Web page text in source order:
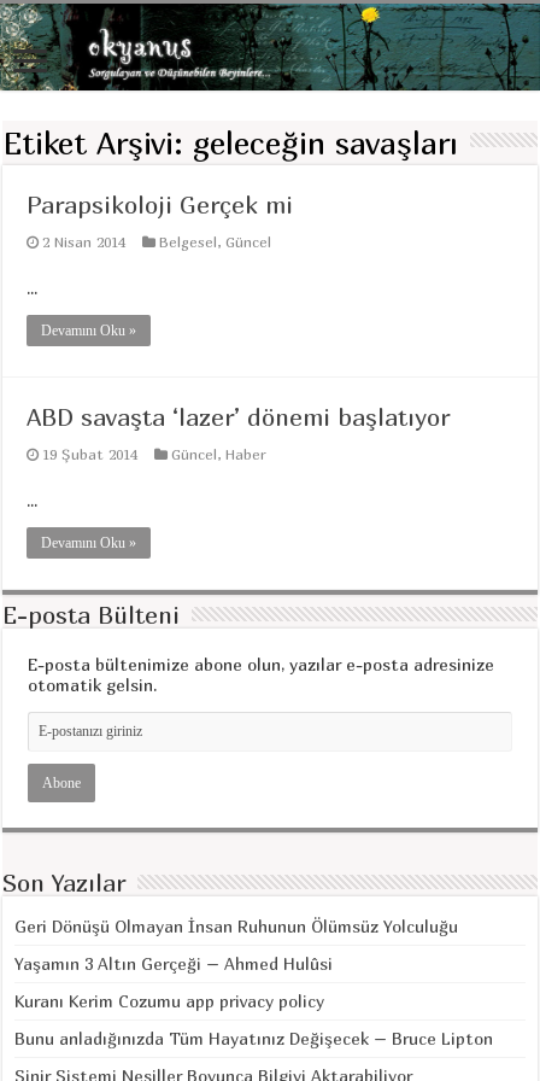
Etiket Arşivi: geleceğin savaşları
Parapsikoloji Gerçek mi
2 Nisan 2014 Belgesel,Güncel
...
Devamını Oku »
ABD savaşta ‘lazer’ dönemi başlatıyor
19 Şubat 2014 Güncel,Haber
...
Devamını Oku »
E-posta Bülteni
E-posta bültenimize abone olun, yazılar e-posta adresinize
otomatik gelsin.
Son Yazılar
Geri Dönüşü Olmayan İnsan Ruhunun Ölümsüz Yolculuğu
Yaşamın 3 Altın Gerçeği – Ahmed Hulûsi
Kuranı Kerim Cozumu app privacy policy
Bunu anladığınızda Tüm Hayatınız Değişecek – Bruce Lipton
Sinir Sistemi Nesiller Boyunca Bilgiyi Aktarabiliyor